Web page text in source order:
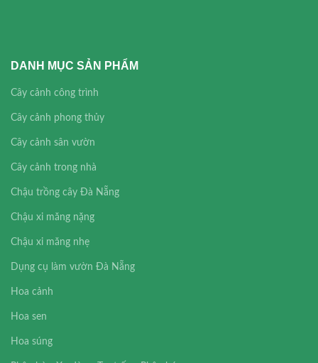
DANH MỤC SẢN PHẨM
Cây cảnh công trình
Cây cảnh phong thủy
Cây cảnh sân vườn
Cây cảnh trong nhà
Chậu trồng cây Đà Nẵng
Chậu xi măng nặng
Chậu xi măng nhẹ
Dụng cụ làm vườn Đà Nẵng
Hoa cảnh
Hoa sen
Hoa súng